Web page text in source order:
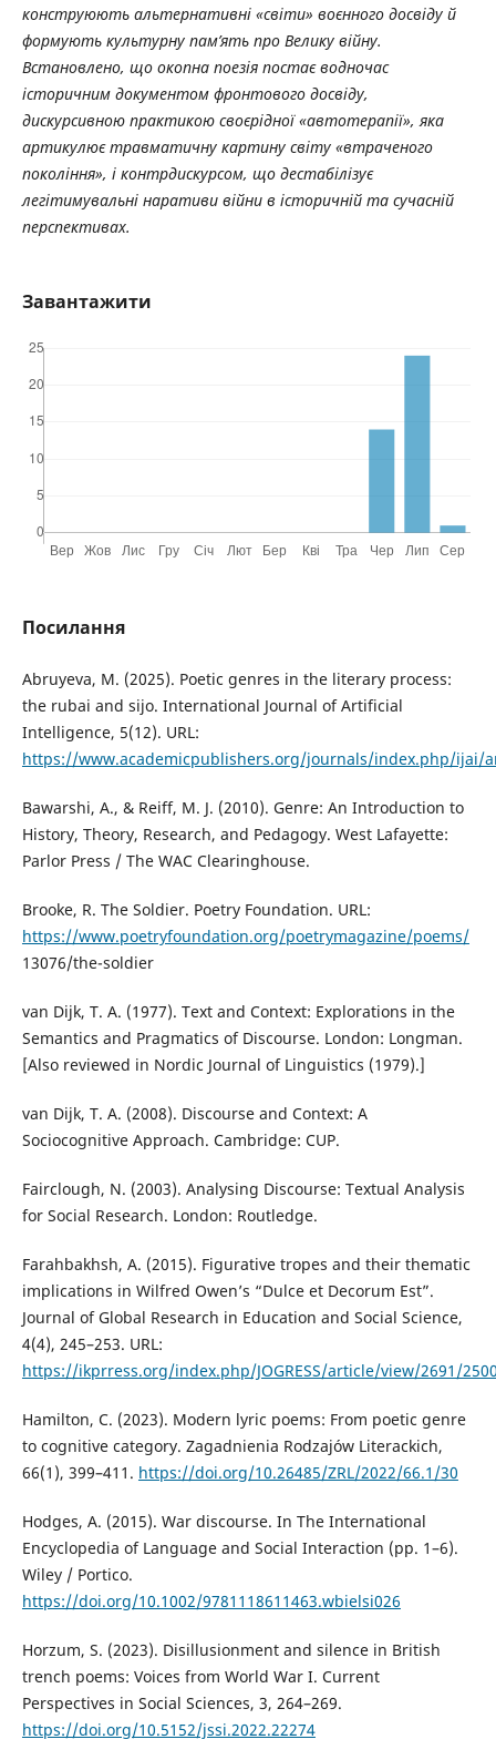
конструюють альтернативні «світи» воєнного досвіду й
формують культурну пам’ять про Велику війну.
Встановлено, що окопна поезія постає водночас
історичним документом фронтового досвіду,
дискурсивною практикою своєрідної «автотерапії», яка
артикулює травматичну картину світу «втраченого
покоління», і контрдискурсом, що дестабілізує
легітимувальні наративи війни в історичній та сучасній
перспективах.
Завантажити
Посилання
Abruyeva, M. (2025). Poetic genres in the literary process:
the rubai and sijo. International Journal of Artificial
Intelligence, 5(12). URL:
https://www.academicpublishers.org/journals/index.php/ijai/
Bawarshi, A., & Reiff, M. J. (2010). Genre: An Introduction to
History, Theory, Research, and Pedagogy. West Lafayette:
Parlor Press / The WAC Clearinghouse.
Brooke, R. The Soldier. Poetry Foundation. URL:
https://www.poetryfoundation.org/poetrymagazine/poems/
13076/the-soldier
van Dijk, T. A. (1977). Text and Context: Explorations in the
Semantics and Pragmatics of Discourse. London: Longman.
[Also reviewed in Nordic Journal of Linguistics (1979).]
van Dijk, T. A. (2008). Discourse and Context: A
Sociocognitive Approach. Cambridge: CUP.
Fairclough, N. (2003). Analysing Discourse: Textual Analysis
for Social Research. London: Routledge.
Farahbakhsh, A. (2015). Figurative tropes and their thematic
implications in Wilfred Owen’s “Dulce et Decorum Est”.
Journal of Global Research in Education and Social Science,
4(4), 245–253. URL:
https://ikprress.org/index.php/JOGRESS/article/view/2691/
Hamilton, C. (2023). Modern lyric poems: From poetic genre
to cognitive category. Zagadnienia Rodzajów Literackich,
66(1), 399–411. https://doi.org/10.26485/ZRL/2022/66.1/30
Hodges, A. (2015). War discourse. In The International
Encyclopedia of Language and Social Interaction (pp. 1–6).
Wiley / Portico.
https://doi.org/10.1002/9781118611463.wbielsi026
Horzum, S. (2023). Disillusionment and silence in British
trench poems: Voices from World War I. Current
Perspectives in Social Sciences, 3, 264–269.
https://doi.org/10.5152/jssi.2022.22274